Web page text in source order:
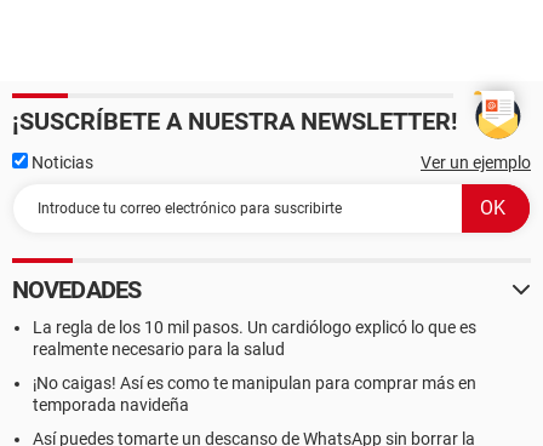
¡SUSCRÍBETE A NUESTRA NEWSLETTER!
Noticias Ver un ejemplo
NOVEDADES
La regla de los 10 mil pasos. Un cardiólogo explicó lo que es
realmente necesario para la salud
¡No caigas! Así es como te manipulan para comprar más en
temporada navideña
Así puedes tomarte un descanso de WhatsApp sin borrar la